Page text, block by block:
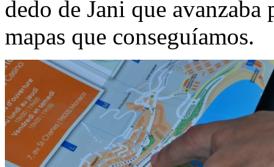
dedo de Jani que avanzaba
mapas que conseguíamos.